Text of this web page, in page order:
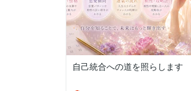
自己統合への道を照らします